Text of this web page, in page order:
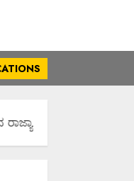
ಶ್ರಮಿಸೋಣ ಬನ್ನಿ.